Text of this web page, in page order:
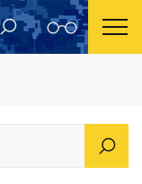
Про затвердження